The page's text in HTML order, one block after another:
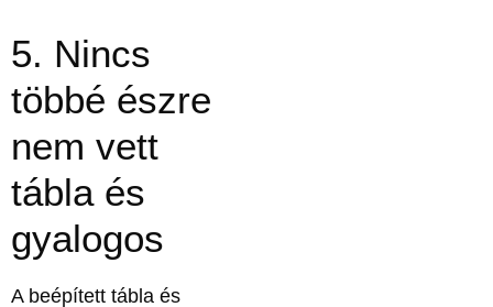
5. Nincs
többé észre
nem vett
tábla és
gyalogos
A beépített tábla és